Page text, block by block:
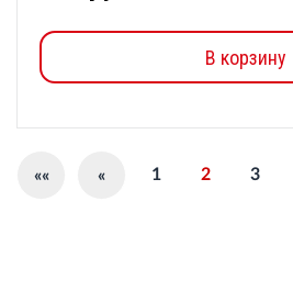
В корзину
«« « 1 2 3